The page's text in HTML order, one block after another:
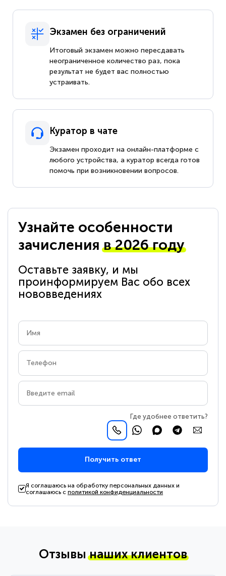
Экзамен без ограничений
Итоговый экзамен можно пересдавать
неограниченное количество раз, пока
результат не будет вас полностью
устраивать.
Куратор в чате
Экзамен проходит на онлайн-платформе с
любого устройства, а куратор всегда готов
помочь при возникновении вопросов.
Узнайте особенности
зачисленияв 2026 году
Оставьте заявку, и мы
проинформируем Вас обо всех
нововведениях
Где удобнее ответить?
Получить ответ
Я соглашаюсь на обработку персональных данных и
соглашаюсь сполитикой конфиденциальности
Отзывынаших клиентов